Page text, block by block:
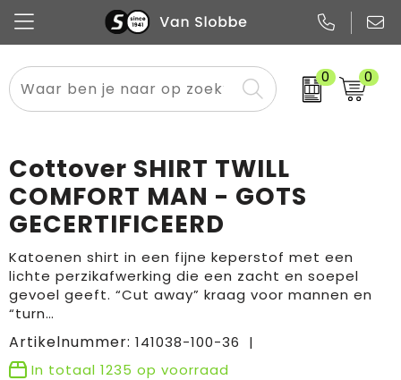
0 0
Alle categorieën
Snoep
Promo
Pennen
Notitieboekjes
Papier
Flessen
Glazen en karaffen
Merken
Meest gekozen
Sportkleding
Overig textiel
Boodschappen- en draagtassen
Sport & vrije tijd
Rugzakken
Cottover SHIRT TWILL
COMFORT MAN - GOTS
GECERTIFICEERD
Katoenen shirt in een fijne keperstof met een
lichte perzikafwerking die een zacht en soepel
gevoel geeft. “Cut away” kraag voor mannen en
“turn…
Artikelnummer: 141038-100-36
In totaal 1235 op voorraad